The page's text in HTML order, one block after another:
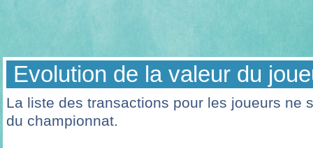
Evolution de la valeur du
La liste des transactions pour les joueurs ne
du championnat.